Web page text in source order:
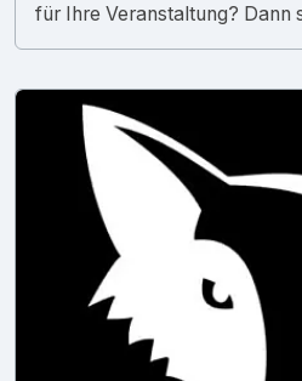
für Ihre Veranstaltung? Dann